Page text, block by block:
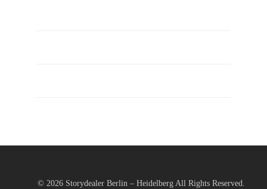
© 2026 Storydealer Berlin – HeidelbergAll Rights Reserved.